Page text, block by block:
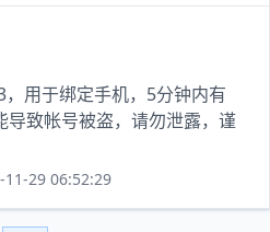
，用于绑定手机，5分钟内有
致帐号被盗，请勿泄露，谨
11-29 06:52:29